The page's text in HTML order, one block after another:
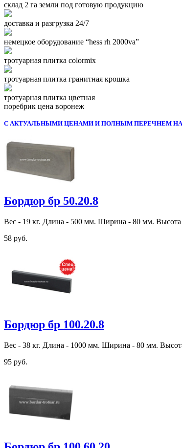
склад 2 га земли под готовую продукцию
доставка и разгрузка 24/7
немецкое оборудование “hess rh 2000va”
тротуарная плитка colormix
тротуарная плитка гранитная крошка
тротуарная плитка цветная
поребрик цена воронеж
С АКТУАЛЬНЫМИ ЦЕНАМИ И ПОЛНЫМ ПЕРЕЧНЕМ
Бордюр бр 50.20.8
Вес - 19 кг. Длина - 500 мм. Ширина - 80 мм.
58 руб.
Бордюр бр 100.20.8
Вес - 38 кг. Длина - 1000 мм. Ширина - 80 мм.
95 руб.